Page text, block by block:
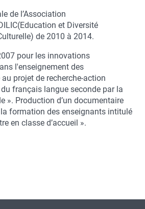
de l’Association
et Diversité
de 2010 à 2014.
pour les innovations
l'enseignement des
projet de recherche-action
français langue seconde par la
». Production d’un documentaire
formation des enseignants intitulé
en classe d’accueil ».